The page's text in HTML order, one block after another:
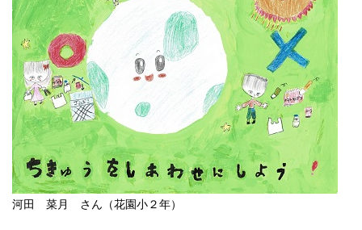
河田 菜月 さん（花園小２年）